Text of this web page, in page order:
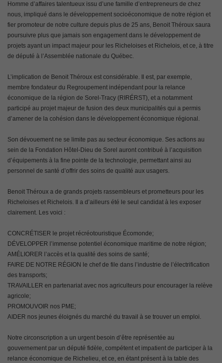
Homme d’affaires talentueux issu d’une famille d’entrepreneurs de chez
nous, impliqué dans le développement socioéconomique de notre région et
fier promoteur de notre culture depuis plus de 25 ans, Benoit Théroux saura
poursuivre plus que jamais son engagement dans le développement de
projets ayant un impact majeur pour les Richeloises et Richelois, et ce, à titre
de député à l’Assemblée nationale du Québec.
L’implication de Benoit Théroux est considérable. Il est, par exemple,
membre fondateur du Regroupement indépendant pour la relance
économique de la région de Sorel-Tracy (RIRÉRST), et a notamment
participé au projet majeur de fusion des deux municipalités qui a permis
d’amener de la cohésion dans le développement économique régional.
Son dévouement ne se limite pas au secteur économique. Ses actions au
sein de la Fondation Hôtel-Dieu de Sorel auront contribué à l’acquisition
d’équipements à la fine pointe de la technologie, permettant ainsi au
personnel de santé d’offrir des soins de qualité aux usagers.
Benoit Théroux a de grands projets rassembleurs et prometteurs pour les
Richeloises et Richelois. Il a d’ailleurs été le seul candidat à les exposer
clairement. Les voici :
CONCRÉTISER le projet récréotouristique Écomonde;
DÉVELOPPER l’immense potentiel économique maritime de notre région;
AMÉLIORER l’accès et la qualité des soins de santé;
FAIRE DE NOTRE RÉGION le chef de file dans l’industrie de l’électrification
des transports;
TRAVAILLER en partenariat avec nos agriculteurs pour encourager la relève
agricole;
PROMOUVOIR nos PME;
AIDER nos jeunes éloignés du marché du travail à se trouver un emploi.
Notre circonscription a un urgent besoin d’être représentée au
gouvernement par un député fidèle, compétent et impatient de participer à la
relance économique de Richelieu, et ce, en étant présent à la table des